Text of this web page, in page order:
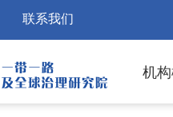
联系我们
机